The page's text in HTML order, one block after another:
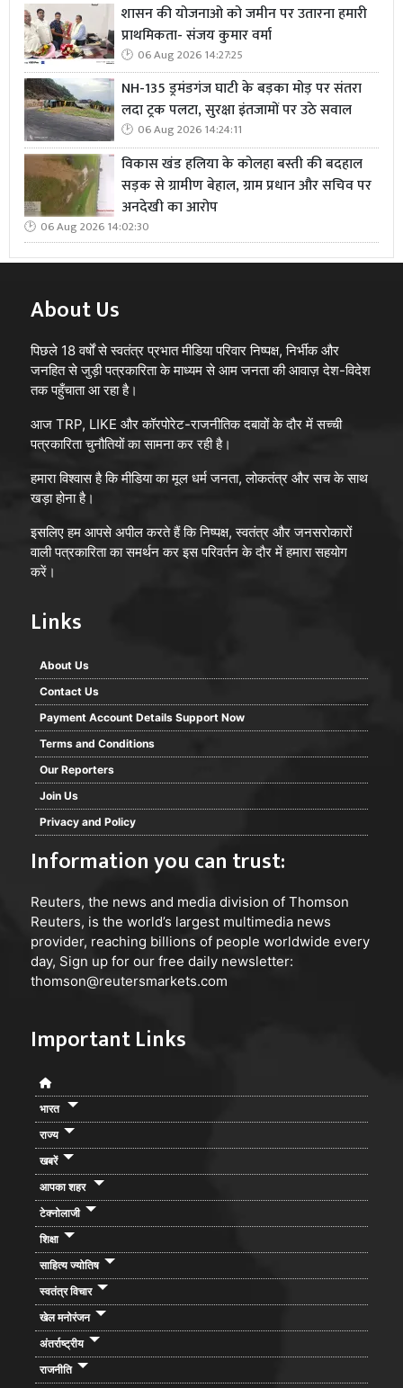
शासन की योजनाओ को जमीन पर उतारना हमारी
प्राथमिकता- संजय कुमार वर्मा
06 Aug 2026 14:27:25
NH-135 ड्रमंडगंज घाटी के बड़का मोड़ पर संतरा
लदा ट्रक पलटा, सुरक्षा इंतजामों पर उठे सवाल
06 Aug 2026 14:24:11
विकास खंड हलिया के कोलहा बस्ती की बदहाल
सड़क से ग्रामीण बेहाल, ग्राम प्रधान और सचिव पर
अनदेखी का आरोप
06 Aug 2026 14:02:30
About Us
पिछले 18 वर्षों से स्वतंत्र प्रभात मीडिया परिवार निष्पक्ष, निर्भीक और
जनहित से जुड़ी पत्रकारिता के माध्यम से आम जनता की आवाज़ देश-विदेश
तक पहुँचाता आ रहा है।
आज TRP, LIKE और कॉरपोरेट-राजनीतिक दबावों के दौर में सच्ची
पत्रकारिता चुनौतियों का सामना कर रही है।
हमारा विश्वास है कि मीडिया का मूल धर्म जनता, लोकतंत्र और सच के साथ
खड़ा होना है।
इसलिए हम आपसे अपील करते हैं कि निष्पक्ष, स्वतंत्र और जनसरोकारों
वाली पत्रकारिता का समर्थन कर इस परिवर्तन के दौर में हमारा सहयोग
करें।
Links
About Us
Contact Us
Payment Account Details Support Now
Terms and Conditions
Our Reporters
Join Us
Privacy and Policy
Information you can trust:
Reuters, the news and media division of Thomson
Reuters, is the world’s largest multimedia news
provider, reaching billions of people worldwide every
day, Sign up for our free daily newsletter:
thomson@reutersmarkets.com
Important Links
भारत
राज्य
खबरें
आपका शहर
टेक्नोलाजी
शिक्षा
साहित्य ज्योतिष
स्वतंत्र विचार
खेल मनोरंजन
अंतर्राष्ट्रीय
राजनीति